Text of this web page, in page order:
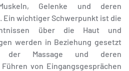
Gelenke und deren
Ein wichtiger Schwerpunkt ist die
über die Haut und
werden in Beziehung gesetzt
der Massage und deren
von Eingangsgesprächen